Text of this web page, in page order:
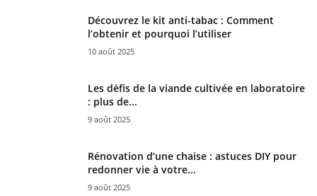
Découvrez le kit anti-tabac : Comment
l’obtenir et pourquoi l’utiliser
10 août 2025
Les défis de la viande cultivée en laboratoire
: plus de...
9 août 2025
Rénovation d’une chaise : astuces DIY pour
redonner vie à votre...
9 août 2025